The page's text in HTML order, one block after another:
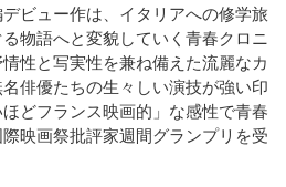
ビュー作は、イタリアへの修学旅
物語へと変貌していく青春クロニ
性と写実性を兼ね備えた流麗なカ
俳優たちの生々しい演技が強い印
どフランス映画的」な感性で青春
映画祭批評家週間グランプリを受